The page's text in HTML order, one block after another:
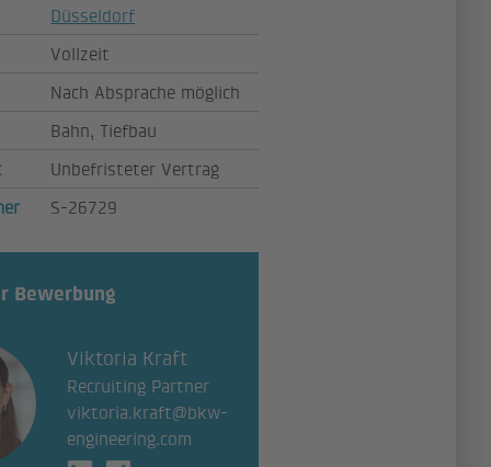
Düsseldorf
Vollzeit
Nach Absprache möglich
Bahn, Tiefbau
Unbefristeter Vertrag
S-26729
Bewerbung
Viktoria Kraft
Recruiting Partner
viktoria.kraft@bkw-
engineering.com